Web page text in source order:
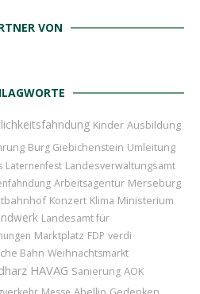
VON
Kinder Ausbildung
Burg Giebichenstein Umleitung
Laternenfest Landesverwaltungsamt
Arbeitsagentur Merseburg
Konzert Klima Ministerium
Landesamt für
Marktplatz FDP verdi
Bahn Weihnachtsmarkt
HAVAG Sanierung AOK